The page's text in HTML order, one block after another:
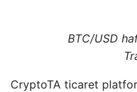
BTC/USD
CryptoTA ticaret